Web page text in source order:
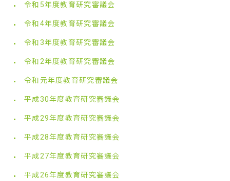
令和5年度教育研究審議会
令和4年度教育研究審議会
令和3年度教育研究審議会
令和2年度教育研究審議会
令和元年度教育研究審議会
平成30年度教育研究審議会
平成29年度教育研究審議会
平成28年度教育研究審議会
平成27年度教育研究審議会
平成26年度教育研究審議会